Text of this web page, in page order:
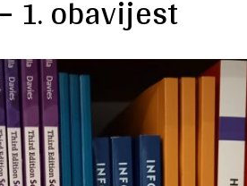
– 1. obavijest